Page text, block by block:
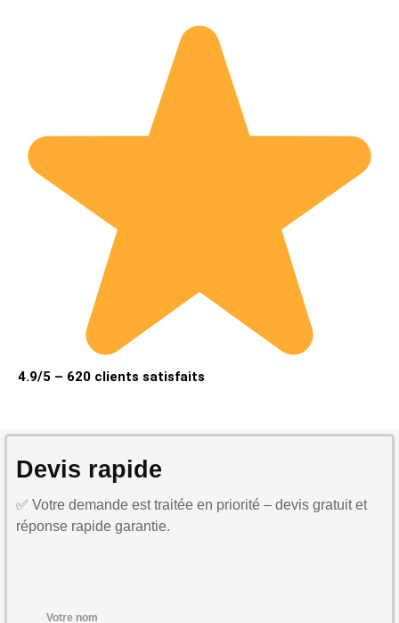
4.9/5 – 620 clients satisfaits
Devis rapide
✅ Votre demande est traitée en priorité – devis gratuit et
réponse rapide garantie.
Votre nom